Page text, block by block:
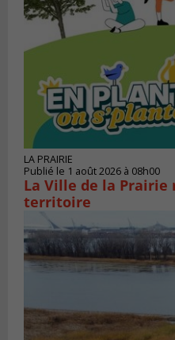
LA PRAIRIE
Publié le 1 août 2026 à 08h00
La Ville de la Prairie
territoire